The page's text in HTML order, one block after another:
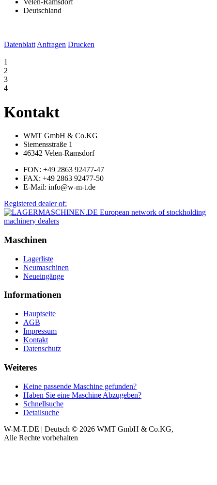
Velen-Ramsdorf
Deutschland
Datenblatt Anfragen Drucken
1
2
3
4
Kontakt
WMT GmbH & Co.KG
Siemensstraße 1
46342 Velen-Ramsdorf
FON: +49 2863 92477-47
FAX: +49 2863 92477-50
E-Mail: info@w-m-t.de
Registered dealer of:
Maschinen
Lagerliste
Neumaschinen
Neueingänge
Informationen
Hauptseite
AGB
Impressum
Kontakt
Datenschutz
Weiteres
Keine passende Maschine gefunden?
Haben Sie eine Maschine Abzugeben?
Schnellsuche
Detailsuche
W-M-T.DE | Deutsch © 2026 WMT GmbH & Co.KG,
Alle Rechte vorbehalten